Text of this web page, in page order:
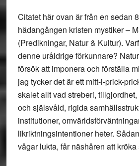
Citatet här ovan är från en sedan
hädangången kristen mystiker –
(Predikningar, Natur & Kultur).
denne uråldrige förkunnare?
försök att imponera och förställa
jag tycker det är ett mitt-i-prick-
skalet allt vad streberi,
och själsvåld, rigida
institutioner,
likriktningsintentioner heter.
vågar lukta, får näshåren att kröka